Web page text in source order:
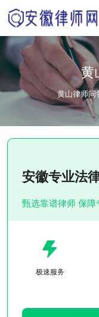
黄
黄山律师问
安徽专业法
甄选靠谱律师 保障
极速服务